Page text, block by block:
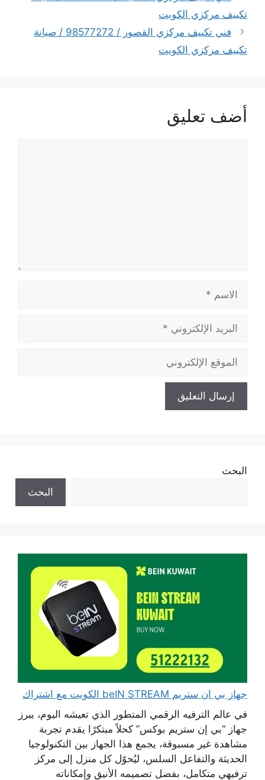
تكييف مركزي الكويت
فني تكييف مركزي القصور / 98577272 / صيانة
تكييف مركزي الكويت
أضف تعليق
الاسم
البريد
الإلكتروني
الموقع
الإلكتروني
البحث
البحث
جهاز بي ان ستريم beIN STREAM الكويت مع اشتراك
في عالم الترفيه الرقمي المتطور الذي تعيشه اليوم، يبرز
جهاز “بي إن ستريم بوكس” كحلاً مبتكرًا يقدم تجربة
مشاهدة غير مسبوقة، يجمع هذا الجهاز بين التكنولوجيا
الحديثة والتفاعل السلس، ليُحوّل كل منزل إلى مركز
ترفيهي متكامل، بفضل تصميمه الأنيق وإمكاناته